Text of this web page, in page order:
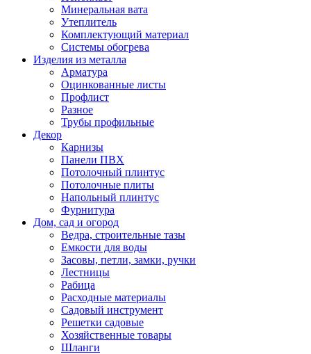
Минеральная вата
Утеплитель
Комплектующий материал
Системы обогрева
Изделия из металла
Арматура
Оцинкованные листы
Профлист
Разное
Трубы профильные
Декор
Карнизы
Панели ПВХ
Потолочный плинтус
Потолочные плиты
Напольный плинтус
Фурнитура
Дом, сад и огород
Ведра, строительные тазы
Емкости для воды
Засовы, петли, замки, ручки
Лестницы
Рабица
Расходные материалы
Садовый инструмент
Решетки садовые
Хозяйственные товары
Шланги